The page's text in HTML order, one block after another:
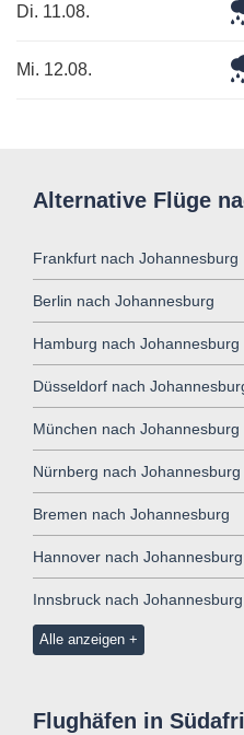
Di. 11.08.
Mi. 12.08.
Alternative Flüge
Frankfurt nach Johannesburg
Berlin nach Johannesburg
Hamburg nach Johannesburg
Düsseldorf nach
München nach Johannesburg
Nürnberg nach Johannesburg
Bremen nach Johannesburg
Hannover nach Johannesburg
Innsbruck nach Johannesburg
Alle anzeigen
Flughäfen in